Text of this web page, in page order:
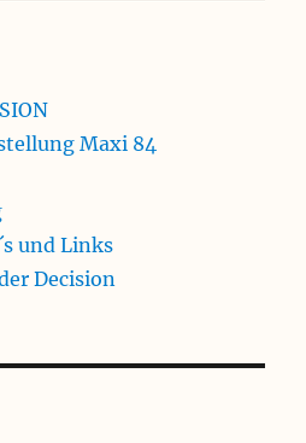
Maxi 84
und Links
Decision